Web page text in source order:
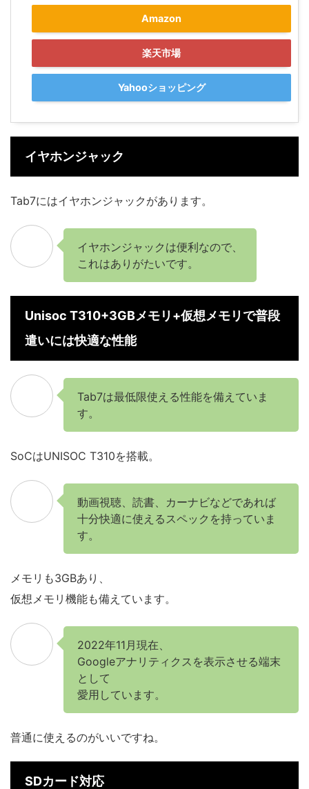
Amazon
楽天市場
Yahooショッピング
イヤホンジャック
Tab7にはイヤホンジャックがあります。
イヤホンジャックは便利なので、
これはありがたいです。
Unisoc T310+3GBメモリ+仮想メモリで普段
遣いには快適な性能
Tab7は最低限使える性能を備えていま
す。
SoCはUNISOC T310を搭載。
動画視聴、読書、カーナビなどであれば
十分快適に使えるスペックを持っていま
す。
メモリも3GBあり、
仮想メモリ機能も備えています。
2022年11月現在、
Googleアナリティクスを表示させる端末
として
愛用しています。
普通に使えるのがいいですね。
SDカード対応